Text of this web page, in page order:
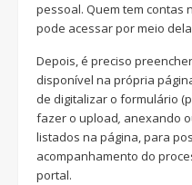
pessoal. Quem tem contas
pode acessar por meio
Depois, é preciso
disponível na própria
de digitalizar o formulário
fazer o upload, anexando
listados na página, para
acompanhamento do
portal.